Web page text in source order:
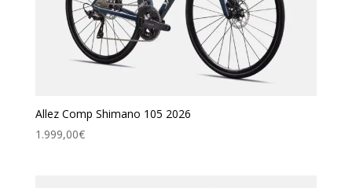
Allez Comp Shimano 105 2026
1.999,00€